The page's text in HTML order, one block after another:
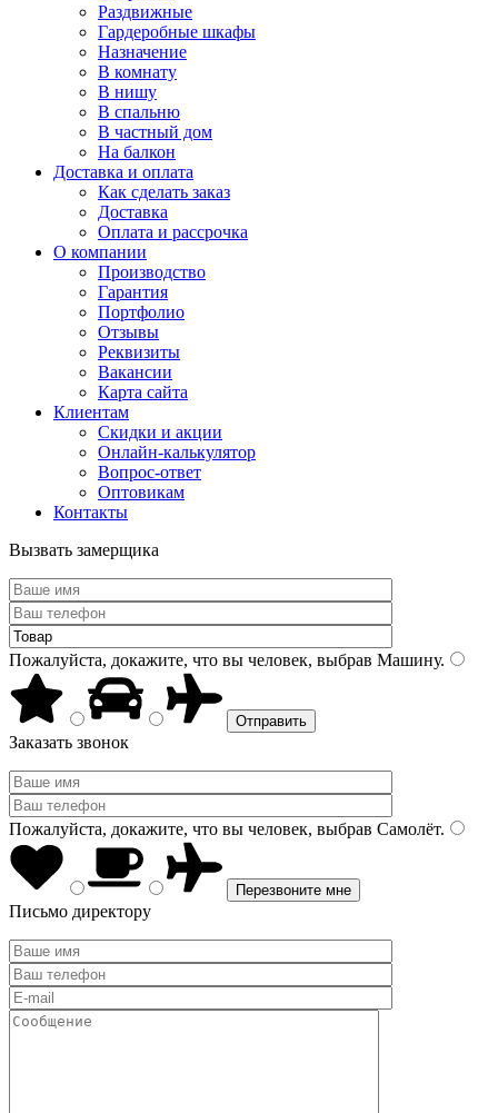
Раздвижные
Гардеробные шкафы
Назначение
В комнату
В нишу
В спальню
В частный дом
На балкон
Доставка и оплата
Как сделать заказ
Доставка
Оплата и рассрочка
О компании
Производство
Гарантия
Портфолио
Отзывы
Реквизиты
Вакансии
Карта сайта
Клиентам
Скидки и акции
Онлайн-калькулятор
Вопрос-ответ
Оптовикам
Контакты
Вызвать замерщика
Пожалуйста, докажите, что вы человек, выбрав Машину.
Заказать звонок
Пожалуйста, докажите, что вы человек, выбрав Самолёт.
Письмо директору